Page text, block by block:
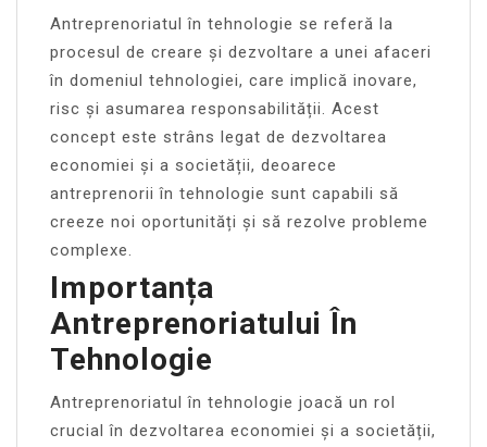
Antreprenoriatul în tehnologie se referă la
procesul de creare și dezvoltare a unei afaceri
în domeniul tehnologiei, care implică inovare,
risc și asumarea responsabilității. Acest
concept este strâns legat de dezvoltarea
economiei și a societății, deoarece
antreprenorii în tehnologie sunt capabili să
creeze noi oportunități și să rezolve probleme
complexe.
Importanța
Antreprenoriatului În
Tehnologie
Antreprenoriatul în tehnologie joacă un rol
crucial în dezvoltarea economiei și a societății,